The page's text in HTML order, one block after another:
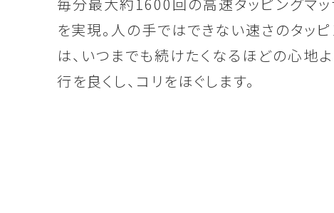
を実現。人の手ではできない速さのタッ
は、いつまでも続けたくなるほどの心地よ
行を良くし、コリをほぐします。